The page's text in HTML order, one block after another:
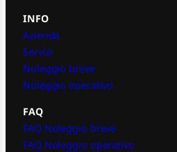
INFO
Azienda
Servizi
Noleggio breve
Noleggio operativo
FAQ
FAQ Noleggio breve
FAQ Noleggio operativo